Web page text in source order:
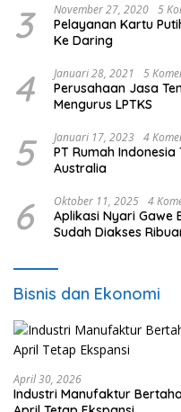
3 November 27, 2020 5
Pelayanan Kartu
Ke Daring
4 Januari 28, 2021 5
Perusahaan Jasa
Mengurus LPTKS
5 Januari 17, 2023 4
PT Rumah
Australia
6 Oktober 11, 2025 4
Aplikasi Nyari Gawe
Sudah Diakses
Bisnis dan Ekonomi
April 30, 2026
Industri Manufaktur